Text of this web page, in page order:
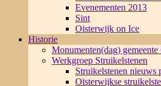
Evenementen 2013
Sint
Oisterwijk on Ice
Historie
Monumenten(dag)
Werkgroep Struikelstenen
Struikelstenen nieuws
Oisterwijkse